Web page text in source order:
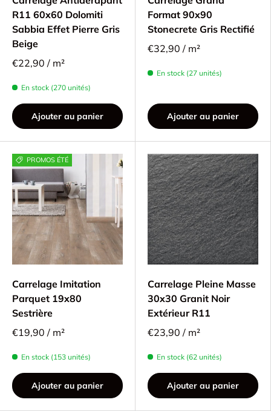
R11 60x60 Dolomiti
Sabbia Effet Pierre Gris
Beige
€22,90 / m²
En stock (270 unités)
Ajouter au panier
Format 90x90
Stonecrete Gris Rectifié
€32,90 / m²
En stock (27 unités)
Ajouter au panier
PROMOS ÉTÉ
Carrelage Imitation
Parquet 19x80
Sestrière
€19,90 / m²
En stock (153 unités)
Ajouter au panier
Carrelage Pleine Masse
30x30 Granit Noir
Extérieur R11
€23,90 / m²
En stock (62 unités)
Ajouter au panier